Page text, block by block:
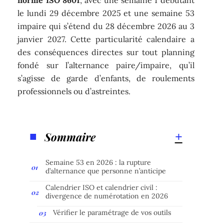
le lundi 29 décembre 2025 et une semaine 53
impaire qui s’étend du 28 décembre 2026 au 3
janvier 2027. Cette particularité calendaire a
des conséquences directes sur tout planning
fondé sur l’alternance paire/impaire, qu’il
s’agisse de garde d’enfants, de roulements
professionnels ou d’astreintes.
Sommaire
Semaine 53 en 2026 : la rupture
d’alternance que personne n’anticipe
Calendrier ISO et calendrier civil :
divergence de numérotation en 2026
Vérifier le paramétrage de vos outils